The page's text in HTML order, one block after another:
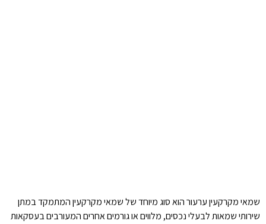
שמאי מקרקעין ערעור הוא סוג מיוחד של שמאי מקרקעין המתמקד במתן
שירותי שמאות לבעלי נכסים, מלווים או גורמים אחרים המעורבים בעסקאות